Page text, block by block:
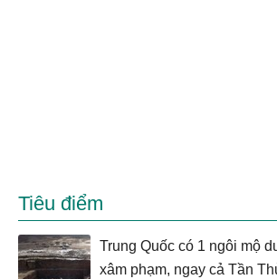
Tiêu điểm
Trung Quốc có 1 ngôi mộ
xâm phạm, ngay cả Tần